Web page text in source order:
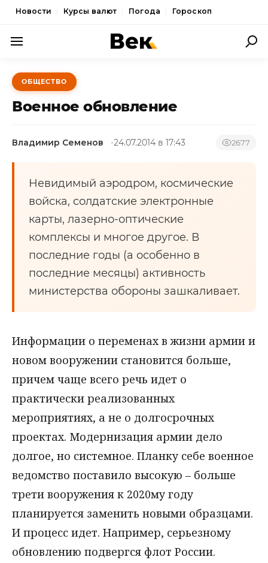
Новости Курсы валют Погода Гороскоп
ПОЛИТИКА
ЭКОНОМИКА
СПОРТ
КУЛЬТУРА
НОВОСТИ
ОБЩЕСТВО
Военное обновление
Владимир Семенов 24.07.2014 в 17:43 2677
Невидимый аэродром, космические
войска, солдатские электронные
карты, лазерно-оптические
комплексы и многое другое. В
последние годы (а особенно в
последние месяцы) активность
министерства обороны зашкаливает.
Информации о переменах в жизни армии и
новом вооружении становится больше,
причем чаще всего речь идет о
практически реализованных
мероприятиях, а не о долгосрочных
проектах. Модернизация армии дело
долгое, но системное. Планку себе военное
ведомство поставило высокую – больше
трети вооружения к 2020му году
планируется заменить новыми образцами.
И процесс идет. Например, серьезному
обновлению подвергся флот России.